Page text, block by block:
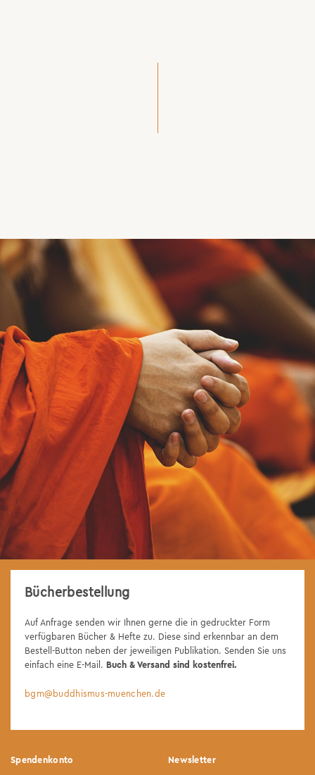
Bücherbestellung
Auf Anfrage senden wir Ihnen gerne die in gedruckter Form
verfügbaren Bücher & Hefte zu. Diese sind erkennbar an dem
Bestell-Button neben der jeweiligen Publikation. Senden Sie uns
einfach eine E-Mail. Buch & Versand sind kostenfrei.
bgm@buddhismus-muenchen.de
Spendenkonto Newsletter